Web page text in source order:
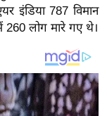
इंडिया 787 विमान
260 लोग मारे गए थे।